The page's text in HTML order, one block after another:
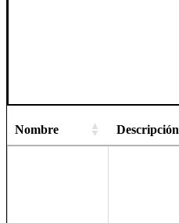
Nombre Descripción